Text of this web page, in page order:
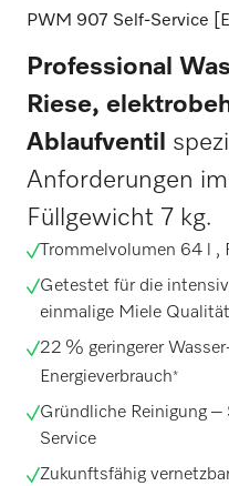
PWM 907 Self-Service
Professional
Riese,
Ablaufventil
Anforderungen
Füllgewicht 7 kg.
Trommelvolumen 64 l ,
Getestet für die
einmalige Miele Qualität
22 % geringerer
Energieverbrauch*
Gründliche Reinigung –
Service
Zukunftsfähig